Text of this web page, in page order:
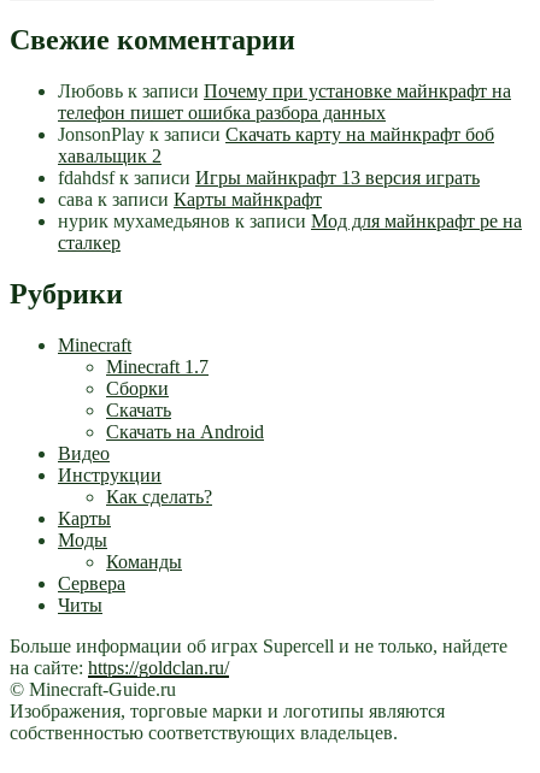
Свежие комментарии
Любовь к записи Почему при установке майнкрафт на
телефон пишет ошибка разбора данных
JonsonPlay к записи Скачать карту на майнкрафт боб
хавальщик 2
fdahdsfк записи Игры майнкрафт 13 версия играть
сава к записи Карты майнкрафт
нурик мухамедьянов к записи Мод для майнкрафт pe на
сталкер
Рубрики
Minecraft
Minecraft 1.7
Сборки
Скачать
Скачать на Android
Видео
Инструкции
Как сделать?
Карты
Моды
Команды
Сервера
Читы
Больше информации об играх Supercell и не только, найдете
на сайте: https://goldclan.ru/
© Minecraft-Guide.ru
Изображения, торговые марки и логотипы являются
собственностью соответствующих владельцев.